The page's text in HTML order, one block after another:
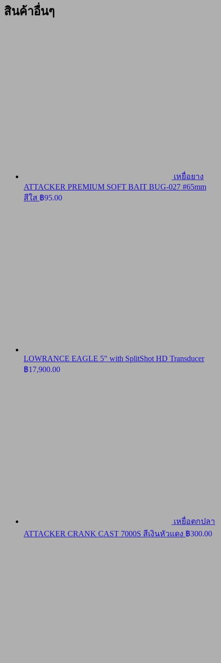
สินค้าอื่นๆ
เหยื่อยาง
ATTACKER PREMIUM SOFT BAIT BUG-027 #65mm
สีใส ฿95.00
LOWRANCE EAGLE 5" with SplitShot HD Transducer
฿17,900.00
เหยื่อตกปลา
ATTACKER CRANK CAST 7000S สีเงินหัวแดง ฿300.00